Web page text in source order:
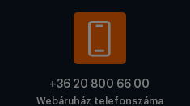
+36 20 800 66 00
Webáruház telefonszáma